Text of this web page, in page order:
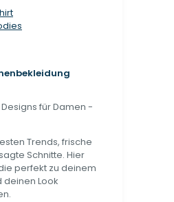
für Damen -
Trends, frische
Schnitte. Hier
perfekt zu deinem
deinen Look